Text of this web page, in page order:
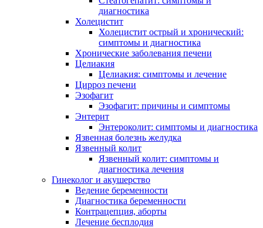
диагностика
Холецистит
Холецистит острый и хронический:
симптомы и диагностика
Хронические заболевания печени
Целиакия
Целиакия: симптомы и лечение
Цирроз печени
Эзофагит
Эзофагит: причины и симптомы
Энтерит
Энтероколит: симптомы и диагностика
Язвенная болезнь желудка
Язвенный колит
Язвенный колит: симптомы и
диагностика лечения
Гинеколог и акушерство
Ведение беременности
Диагностика беременности
Контрацепция, аборты
Лечение бесплодия